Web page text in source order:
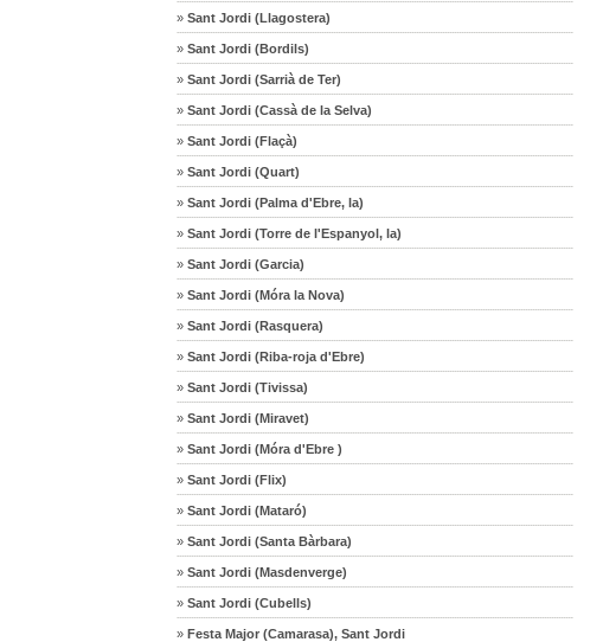
» Sant Jordi (Llagostera)
» Sant Jordi (Bordils)
» Sant Jordi (Sarrià de Ter)
» Sant Jordi (Cassà de la Selva)
» Sant Jordi (Flaçà)
» Sant Jordi (Quart)
» Sant Jordi (Palma d'Ebre, la)
» Sant Jordi (Torre de l'Espanyol, la)
» Sant Jordi (Garcia)
» Sant Jordi (Móra la Nova)
» Sant Jordi (Rasquera)
» Sant Jordi (Riba-roja d'Ebre)
» Sant Jordi (Tivissa)
» Sant Jordi (Miravet)
» Sant Jordi (Móra d'Ebre )
» Sant Jordi (Flix)
» Sant Jordi (Mataró)
» Sant Jordi (Santa Bàrbara)
» Sant Jordi (Masdenverge)
» Sant Jordi (Cubells)
» Festa Major (Camarasa), Sant Jordi